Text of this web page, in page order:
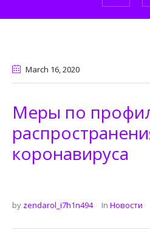
March 16, 2020
Меры по
коронавируса
by zendarol_i7h1n494 In Новости